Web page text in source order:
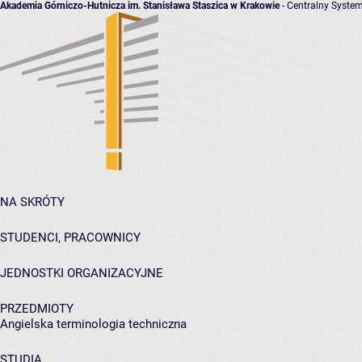
Akademia Górniczo-Hutnicza im. Stanisława Staszica w Krakowie- Centralny
NA SKRÓTY
STUDENCI, PRACOWNICY
JEDNOSTKI ORGANIZACYJNE
PRZEDMIOTY
Angielska terminologia techniczna